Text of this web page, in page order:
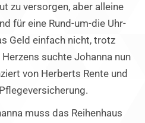
zu versorgen, aber alleine
für eine Rund-um-die Uhr-
Geld einfach nicht, trotz
suchte Johanna nun
von Herberts Rente und
muss das Reihenhaus